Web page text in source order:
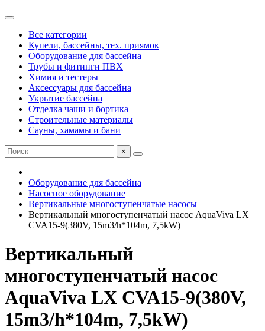
Все категории
Купели, бассейны, тех. приямок
Оборудование для бассейна
Трубы и фитинги ПВХ
Химия и тестеры
Аксессуары для бассейна
Укрытие бассейна
Отделка чаши и бортика
Строительные материалы
Сауны, хамамы и бани
×
Оборудование для бассейна
Насосное оборудование
Вертикальные многоступенчатые насосы
Вертикальный многоступенчатый насос AquaViva LX
CVA15-9(380V, 15m3/h*104m, 7,5kW)
Вертикальный
многоступенчатый насос
AquaViva LX CVA15-9(380V,
15m3/h*104m, 7,5kW)